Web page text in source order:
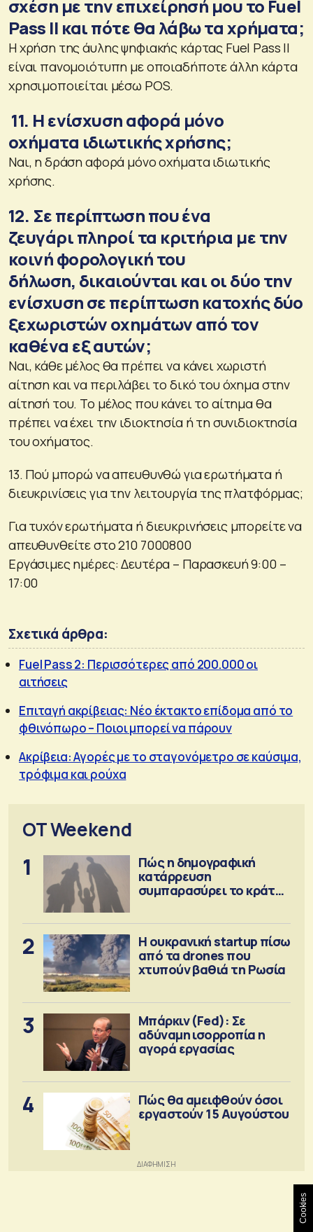
σχέση με την επιχείρησή μου το Fuel
Pass ΙΙ και πότε θα λάβω τα χρήματα;
Η χρήση της άυλης ψηφιακής κάρτας Fuel Pass ΙΙ
είναι πανομοιότυπη με οποιαδήποτε άλλη κάρτα
χρησιμοποιείται μέσω POS.
11. Η ενίσχυση αφορά μόνο
οχήματα ιδιωτικής χρήσης;
Ναι, η δράση αφορά μόνο οχήματα ιδιωτικής
χρήσης.
12. Σε περίπτωση που ένα
ζευγάρι πληροί τα κριτήρια με την
κοινή φορολογική του
δήλωση, δικαιούνται και οι δύο την
ενίσχυση σε περίπτωση κατοχής δύο
ξεχωριστών οχημάτων από τον
καθένα εξ αυτών;
Ναι, κάθε μέλος θα πρέπει να κάνει χωριστή
αίτηση και να περιλάβει το δικό του όχημα στην
αίτησή του. Το μέλος που κάνει το αίτημα θα
πρέπει να έχει την ιδιοκτησία ή τη συνιδιοκτησία
του οχήματος.
13. Πού μπορώ να απευθυνθώ για ερωτήματα ή
διευκρινίσεις για την λειτουργία της πλατφόρμας;
Για τυχόν ερωτήματα ή διευκρινήσεις μπορείτε να
απευθυνθείτε στο 210 7000800
Εργάσιμες ημέρες: Δευτέρα – Παρασκευή 9:00 –
17:00
Σχετικά άρθρα:
Fuel Pass 2: Περισσότερες από 200.000 οι
αιτήσεις
Επιταγή ακρίβειας: Νέο έκτακτο επίδομα από το
φθινόπωρο – Ποιοι μπορεί να πάρουν
Ακρίβεια: Αγορές με το σταγονόμετρο σε καύσιμα,
τρόφιμα και ρούχα
OT Weekend
1
Πώς η δημογραφική
κατάρρευση
συμπαρασύρει το κράτος
2
Η ουκρανική startup πίσω
από τα drones που
χτυπούν βαθιά τη Ρωσία
3
Μπάρκιν (Fed): Σε
αδύναμη ισορροπία η
αγορά εργασίας
4
Πώς θα αμειφθούν όσοι
εργαστούν 15 Αυγούστου
Cookies